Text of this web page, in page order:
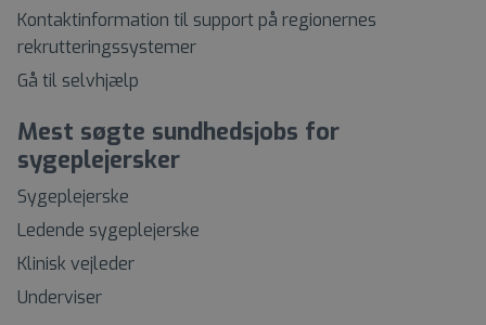
Kontaktinformation til support på regionernes
rekrutteringssystemer
Gå til selvhjælp
Mest søgte sundhedsjobs for
sygeplejersker
Sygeplejerske
Ledende sygeplejerske
Klinisk vejleder
Underviser